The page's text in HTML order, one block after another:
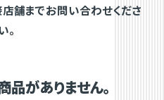
舗までお問い合わせくださ
。
がありません。